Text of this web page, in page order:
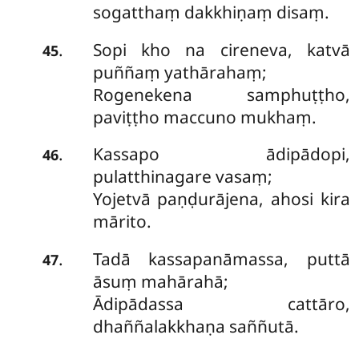
sogatthaṃ dakkhiṇaṃ disaṃ.
45.
Sopi kho na cireneva, katvā
puññaṃ yathārahaṃ;
Rogenekena samphuṭṭho,
paviṭṭho maccuno mukhaṃ.
46.
Kassapo ādipādopi,
pulatthinagare vasaṃ;
Yojetvā paṇḍurājena, ahosi kira
mārito.
47.
Tadā kassapanāmassa, puttā
āsuṃ mahārahā;
Ādipādassa cattāro,
dhaññalakkhaṇa saññutā.